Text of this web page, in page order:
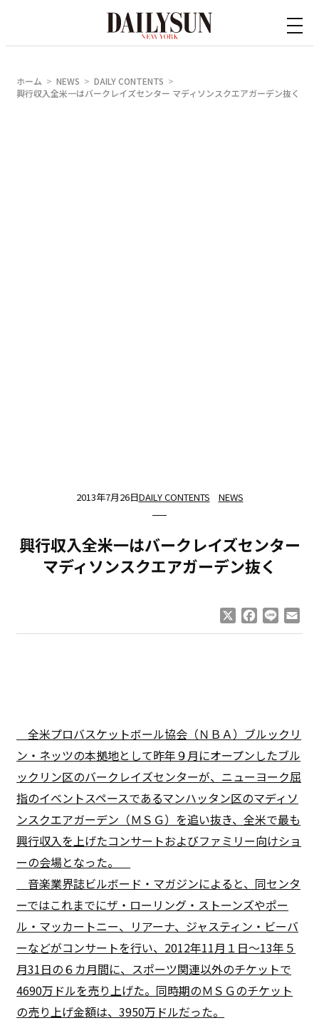
ホーム NEWS
DAILY CONTENTS
興行収入全米一はバークレイズセンター マディソンスクエアガーデン抜く
2013年7月26日DAILY CONTENTS NEWS
興行収入全米一はバークレイズセンター
マディソンスクエアガーデン抜く
Facebook
Line
全米プロバスケットボール協会（ＮＢＡ）ブルックリ
ン・ネッツの本拠地として昨年９月にオープンしたブル
ックリン区のバークレイズセンターが、ニューヨーク屈
指のイベントスペースであるマンハッタン区のマディソ
ンスクエアガーデン（ＭＳＧ）を追い抜き、全米で最も
興行収入を上げたコンサートおよびファミリー向けショ
ーの会場となった。
音楽業界誌ビルボード・マガジンによると、同センタ
ーではこれまでにザ・ローリング・ストーンズやポー
ル・マッカートニー、リアーナ、ジャスティン・ビーバ
ーなどがコンサートを行い、2012年11月１日〜13年５
月31日の６カ月間に、スポーツ関連以外のチケットで
4690万ドルを売り上げた。同時期のＭＳＧのチケット
の売り上げ金額は、3950万ドルだった。